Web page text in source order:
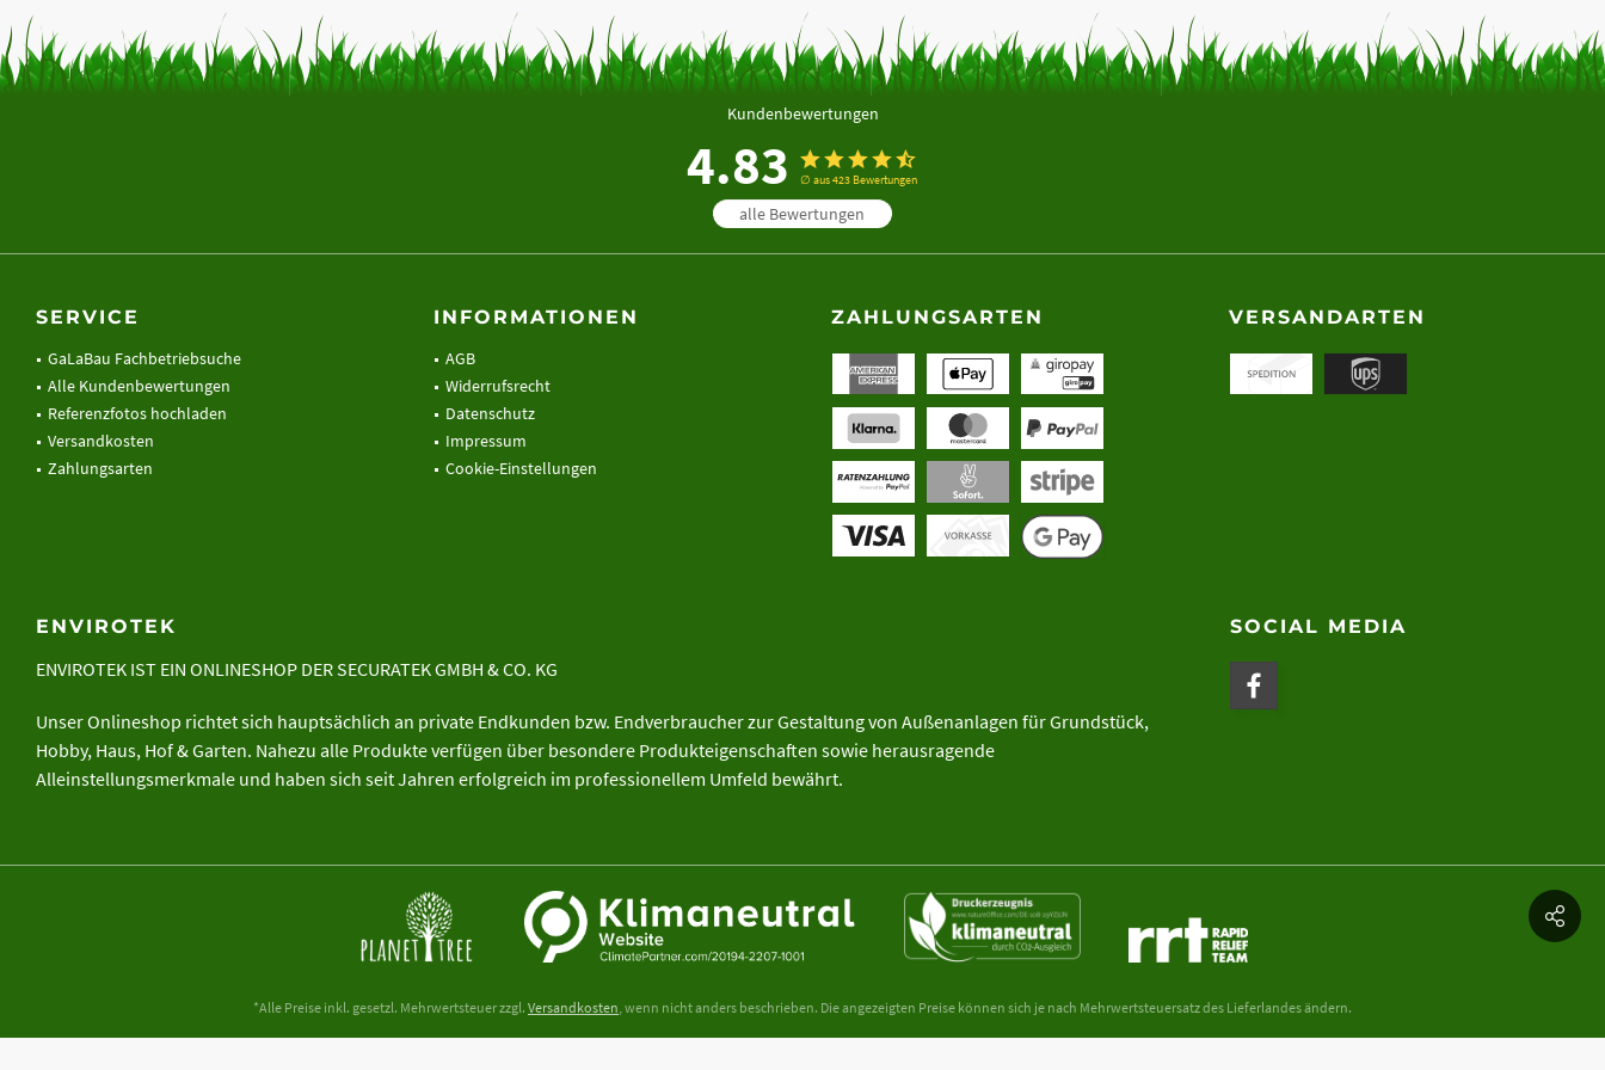
beschriebenen Hofeinfahrt) spielt das neue KG30 seine Stärken voll aus. Mit einer
Belastbarkeit von bis zu 400 t/m² und 16 Kopplungspunkten (3D-Verbindungsmechanik)
pro Gitter entsteht eine extrem formstabile Fläche, die auch dauerhaften PKW-
Belastungen mühelos und ohne Verrutschen standhält. Zudem verfügt das KG30 über
Unkrautvlieses. Diese verhindert dauerhaft das Abwandern des Kieses in den Untergrund
Weitere Informationen zum aktuellen Produkt, den technischen Vorteilen und den Daten
finden Sie hier:Kiesgitter KG30
Kundenbewertungen
4.83∅ aus 423 Bewertungen
alle Bewertungen
SERVICE
GaLaBau Fachbetriebsuche
Alle Kundenbewertungen
Referenzfotos hochladen
Versandkosten
Zahlungsarten
INFORMATIONEN
AGB
Widerrufsrecht
Datenschutz
Impressum
Cookie-Einstellungen
ZAHLUNGSARTEN VERSANDARTEN
ENVIROTEK
ENVIROTEK IST EIN ONLINESHOP DERSECURATEK GMBH & CO. KG
Unser Onlineshop richtet sich hauptsächlich an private Endkunden bzw. Endverbraucher zur Gestaltung von Außenanlagen für Grundstück,
Hobby, Haus, Hof & Garten. Nahezu alle Produkte verfügen über besondere Produkteigenschaften sowie herausragende
Alleinstellungsmerkmale und haben sich seit Jahren erfolgreich im professionellem Umfeld bewährt.
SOCIAL MEDIA
*Alle Preise inkl. gesetzl. Mehrwertsteuer zzgl. Versandkosten, wenn nicht anders beschrieben. Die angezeigten Preise können sich je nach Mehrwertsteuersatz des Lieferlandes ändern.